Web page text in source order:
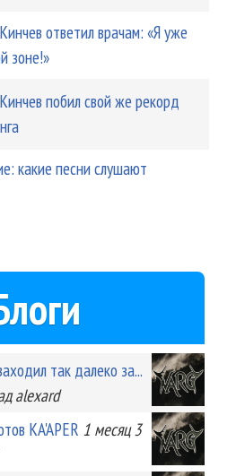
ответил врачам: «Я уже
зоне!»
побил свой же рекорд
какие песни слушают
так далеко за...
alexard
KA'APER 1 месяц 3